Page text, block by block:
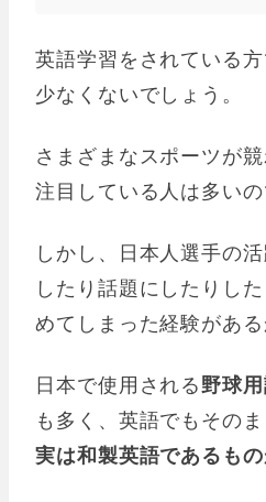
英語学習をされている
少なくないでしょう。
さまざまなスポーツが
注目している人は多いの
しかし、日本人選手の
したり話題にしたりし
めてしまった経験がある
日本で使用される野球
も多く、英語でもその
実は和製英語であるも